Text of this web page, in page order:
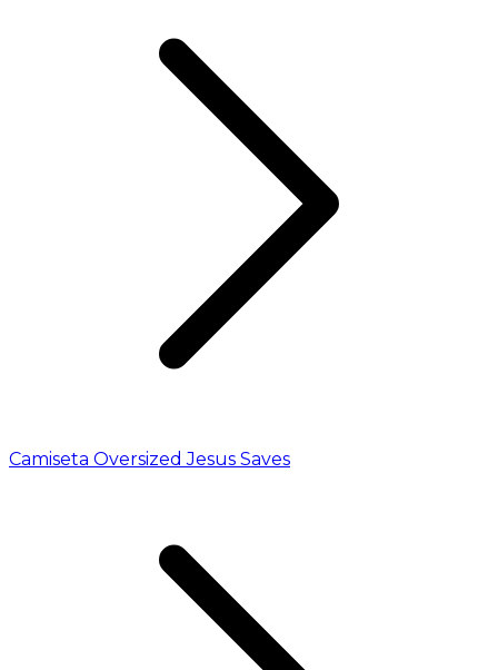
Camiseta Oversized Jesus Saves